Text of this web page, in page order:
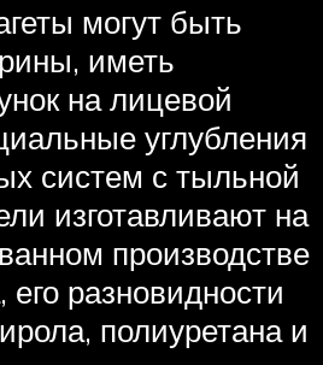
могут быть
иметь
на лицевой
углубления
систем с тыльной
изготавливают на
производстве
его разновидности
полиуретана и